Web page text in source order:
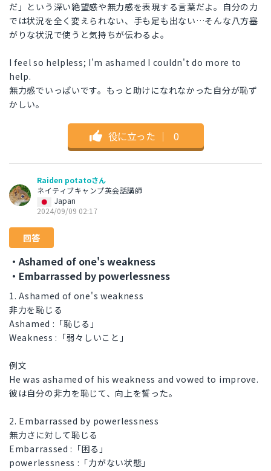
だ」という深い絶望感や無力感を表現する言葉だよ。自分の力
では状況を全く変えられない、手も足も出ない…そんな八方塞
がりな状況で使うと気持ちが伝わるよ。
I feel so helpless; I'm ashamed I couldn't do more to
help.
無力感でいっぱいです。もっと助けになれなかった自分が恥ず
かしい。
役に立った ｜ 0
Raiden potatoさん
ネイティブキャンプ英会話講師
Japan
2024/09/09 02:17
回答
・Ashamed of one's weakness
・Embarrassed by powerlessness
1. Ashamed of one's weakness
非力を恥じる
Ashamed :「恥じる」
Weakness :「弱々しいこと」
例文
He was ashamed of his weakness and vowed to improve.
彼は自分の非力を恥じて、向上を誓った。
2. Embarrassed by powerlessness
無力さに対して恥じる
Embarrassed :「困る」
powerlessness :「力がない状態」